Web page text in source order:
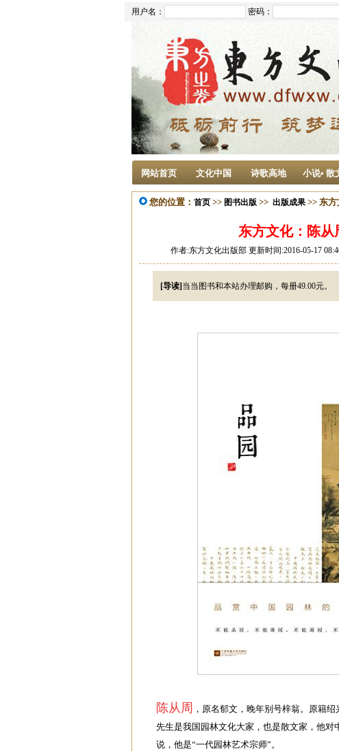
用户名： 密码：
网站首页 文化中国 诗歌高地 小说• 散
您的位置： 首页 >> 图书出版 >> 出版成果 >> 东
东方文化：陈
作者:东方文化出版部 更新时间:2016-05-17
[导读] 当当图书和本站办理邮购，每册49.00元。
陈从周 ，原名郁文，晚年别号梓翁。原籍
先生是我国园林文化大家，也是散文家，他
说，他是“一代园林艺术宗师”。